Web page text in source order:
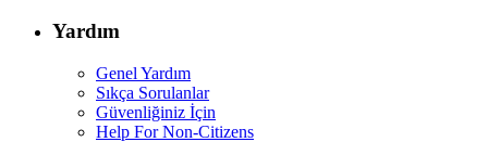
Yardım
Genel Yardım
Sıkça Sorulanlar
Güvenliğiniz İçin
Help For Non-Citizens